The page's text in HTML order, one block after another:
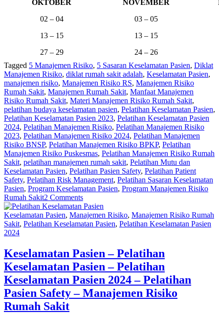
OKTOBER NOVEMBER
02 – 04
03 – 05
13 – 15
13 – 15
27 – 29
24 – 26
Tagged 5 Manajemen Risiko, 5 Sasaran Keselamatan Pasien, Diklat
Manajemen Risiko, diklat rumah sakit adalah, Keselamatan Pasien,
manajemen risiko, Manajemen Risiko RS, Manajemen Risiko
Rumah Sakit, Manajemen Rumah Sakit, Manfaat Manajemen
Risiko Rumah Sakit, Materi Manajemen Risiko Rumah Sakit,
pelatihan budaya keselamatan pasien, Pelatihan Keselamatan Pasien,
Pelatihan Keselamatan Pasien 2023, Pelatihan Keselamatan Pasien
2024, Pelatihan Manajemen Risiko, Pelatihan Manajemen Risiko
2023, Pelatihan Manajemen Risiko 2024, Pelatihan Manajemen
Risiko BNSP, Pelatihan Manajemen Risiko BPKP, Pelatihan
Manajemen Risiko Puskesmas, Pelatihan Manajemen Risiko Rumah
Sakit, pelatihan manajemen rumah sakit, Pelatihan Mutu dan
Keselamatan Pasien, Pelatihan Pasien Safety, Pelatihan Patient
Safety, Pelatihan Risk Management, Pelatihan Sasaran Keselamatan
Pasien, Program Keselamatan Pasien, Program Manajemen Risiko
Rumah Sakit2 Comments
Keselamatan Pasien, Manajemen Risiko, Manajemen Risiko Rumah
Sakit, Pelatihan Keselamatan Pasien, Pelatihan Keselamatan Pasien
2024
Keselamatan Pasien – Pelatihan
Keselamatan Pasien – Pelatihan
Keselamatan Pasien 2024 – Pelatihan
Pasien Safety – Manajemen Risiko
Rumah Sakit